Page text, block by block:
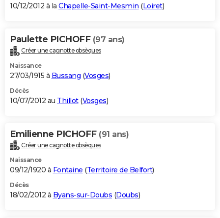
10/12/2012 à la Chapelle-Saint-Mesmin (Loiret)
Paulette PICHOFF (97 ans)
Créer une cagnotte obsèques
Naissance
27/03/1915 à Bussang (Vosges)
Décès
10/07/2012 au Thillot(Vosges)
Emilienne PICHOFF (91 ans)
Créer une cagnotte obsèques
Naissance
09/12/1920 à Fontaine (Territoire de Belfort)
Décès
18/02/2012 à Byans-sur-Doubs (Doubs)